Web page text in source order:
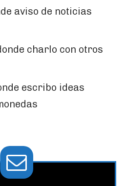
aviso de noticias
charlo con otros
escribo ideas